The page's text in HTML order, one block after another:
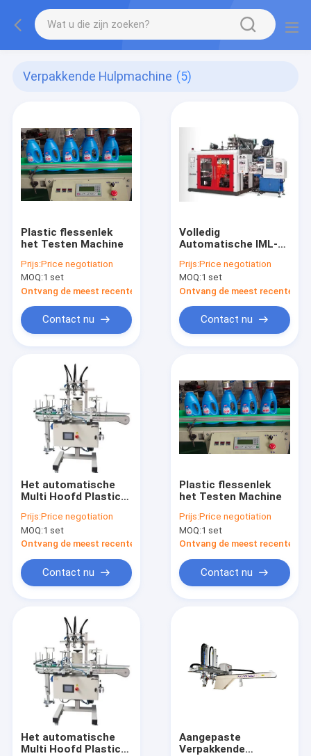
Verpakkende Hulpmachine (5)
Plastic flessenlek
het Testen Machine
Prijs:Price negotiation
MOQ:1 set
Ontvang de meest recente Prijs
Contact nu
Volledig
Automatische IML-
Etiketteringsmachine
Prijs:Price negotiation
MOQ:1 set
Ontvang de meest recente
Contact nu
Het automatische
Multi Hoofd Plastic
het Flessenlek
Prijs:Price negotiation
MOQ:1 set
Ontvang de meest recente Prijs
Contact nu
Plastic flessenlek
het Testen Machine
Prijs:Price negotiation
MOQ:1 set
Ontvang de meest recente
Contact nu
Het automatische
Multi Hoofd Plastic
Aangepaste
Verpakkende